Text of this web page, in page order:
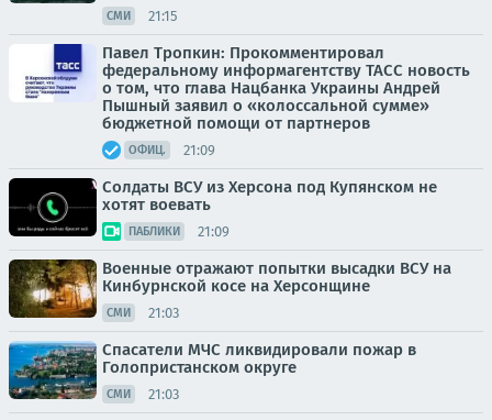
СМИ 21:15
Павел Тропкин: Прокомментировал
федеральному информагентству ТАСС новость
о том, что глава Нацбанка Украины Андрей
Пышный заявил о «колоссальной сумме»
бюджетной помощи от партнеров
ОФИЦ. 21:09
Солдаты ВСУ из Херсона под Купянском не
хотят воевать
ПАБЛИКИ 21:09
Военные отражают попытки высадки ВСУ на
Кинбурнской косе на Херсонщине
СМИ 21:03
Спасатели МЧС ликвидировали пожар в
Голопристанском округе
СМИ 21:03